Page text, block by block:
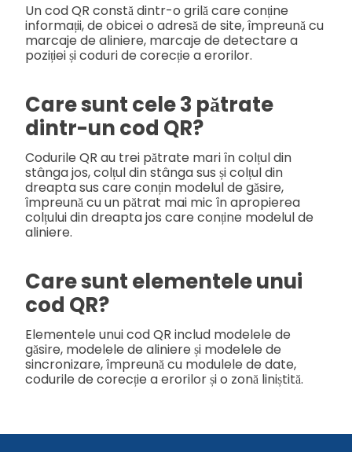
Un cod QR constă dintr-o grilă care conține
informații, de obicei o adresă de site, împreună cu
marcaje de aliniere, marcaje de detectare a
poziției și coduri de corecție a erorilor.
Care sunt cele 3 pătrate
dintr-un cod QR?
Codurile QR au trei pătrate mari în colțul din
stânga jos, colțul din stânga sus și colțul din
dreapta sus care conțin modelul de găsire,
împreună cu un pătrat mai mic în apropierea
colțului din dreapta jos care conține modelul de
aliniere.
Care sunt elementele unui
cod QR?
Elementele unui cod QR includ modelele de
găsire, modelele de aliniere și modelele de
sincronizare, împreună cu modulele de date,
codurile de corecție a erorilor și o zonă liniștită.